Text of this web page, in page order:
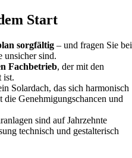
Start
sorgfältig – und fragen Sie bei
unsicher sind.
Fachbetrieb, der mit den
ist.
Solardach, das sich harmonisch
Genehmigungschancen und
sind auf Jahrzehnte
technisch und gestalterisch